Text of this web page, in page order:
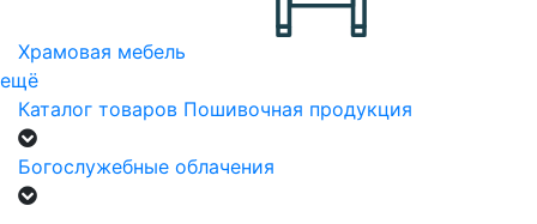
Храмовая мебель
ещё
Каталог товаров Пошивочная продукция
Богослужебные облачения